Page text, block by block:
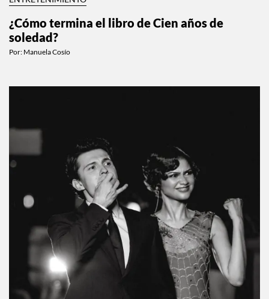
¿Cómo termina el libro de Cien años de
soledad?
Por: Manuela Cosío